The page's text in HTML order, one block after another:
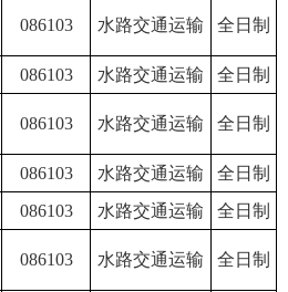
086103 水路交通运输 全日制
086103 水路交通运输 全日制
086103 水路交通运输 全日制
086103 水路交通运输
全日制
086103 水路交通运输 全日制
086103 水路交通运输 全日制